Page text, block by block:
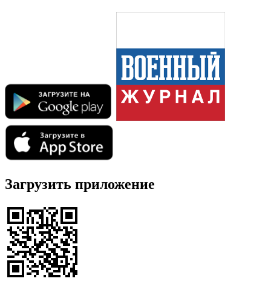
Загрузить приложение